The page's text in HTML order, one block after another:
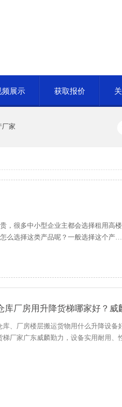
频展示 获取报价
厂家
，很多中小型企业主都会选择租用高
么选择这类产品呢？一般选择这个产…
库厂房用升降货梯哪家好？威
库、厂房楼层搬运货物用什么升降设备
梯厂家广东威麟勤力，设备实用耐用、